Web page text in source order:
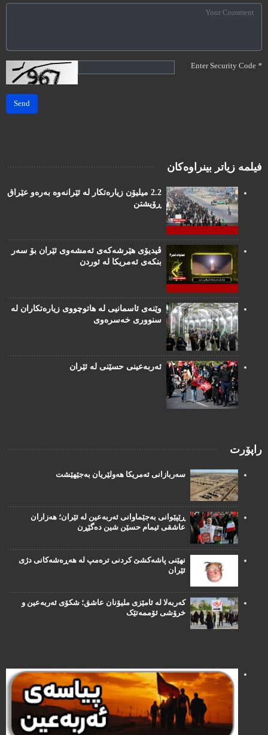
*
Send
فیلمە زیاتر بینراوەکان
2.2 میلیۆن زیارەتکار لە ئێرانەوە بەرەو عێراق
ڕۆیشتن
ڤیدیۆی هێرشەکەی ئەمشەوی ئێران بۆ سەر
بنکەی ئەمریکا لە ئوردن
وێنەی ئاسمانیی لە هاتوچووی زیارەتکاران لە
سنووری خەسرەوی
ئەربەعینی حسێنی لە ئێران
راپۆرت
سەربازانی ئەمریکا هەولێریان بەجێهێشت
ڕێپێوانی بەجێماوانی ئەربەعین لە ئێران؛ هەزاران
عاشقی ئیمام حسێن شین دەگێڕن
نهێنی پاشەکشێ کردنی ترەمپ لە هەڕەشەکانی دژی
ئێران
کەربەلا لە ئامێزی ملیۆنان عاشق؛ شکۆی ئەربەعین و
خرۆشی ئۆممەتێک